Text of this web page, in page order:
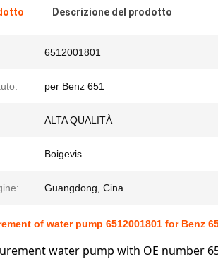
Descrizione del prodotto
6512001801
per Benz 651
ALTA QUALITÀ
Boigevis
Guangdong, Cina
of water pump 6512001801 for Benz
water pump with OE number